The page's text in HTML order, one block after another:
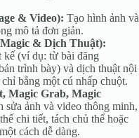
& Video): Tạo hình ảnh và
mô tả đơn giản.
& Dịch Thuật):
kế (ví dụ: từ bài đăng
trình bày) và dịch thuật nội
bằng một cú nhấp chuột.
Magic Grab, Magic
sửa ảnh và video thông minh,
chi tiết, tách chủ thể hoặc
cách dễ dàng.